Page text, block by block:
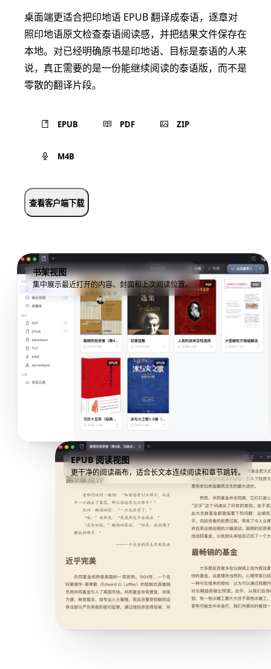
桌面端更适合把印地语 EPUB 翻译成泰语，逐章对
照印地语原文检查泰语阅读感，并把结果文件保存在
本地。对已经明确原书是印地语、目标是泰语的人来
说，真正需要的是一份能继续阅读的泰语版，而不是
零散的翻译片段。
EPUB PDF ZIP
M4B
查看客户端下载
书架视图
集中展示最近打开的内容、封面和上次阅读位置。
EPUB 阅读视图
更干净的阅读画布，适合长文本连续阅读和章节跳转。